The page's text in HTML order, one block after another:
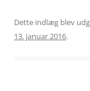
Dette indlæg blev
13. januar 2016.